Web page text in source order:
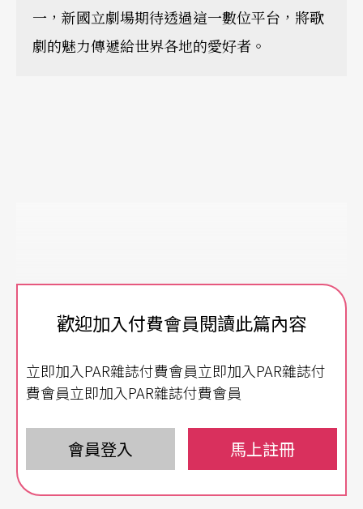
一，新國立劇場期待透過這一數位平台，將歌
劇的魅力傳遞給世界各地的愛好者。
歡迎加入付費會員閱讀此篇內容
立即加入PAR雜誌付費會員立即加入PAR雜誌付
費會員立即加入PAR雜誌付費會員
會員登入 馬上註冊